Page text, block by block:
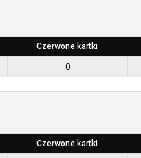
Czerwone kartki
0
Czerwone kartki